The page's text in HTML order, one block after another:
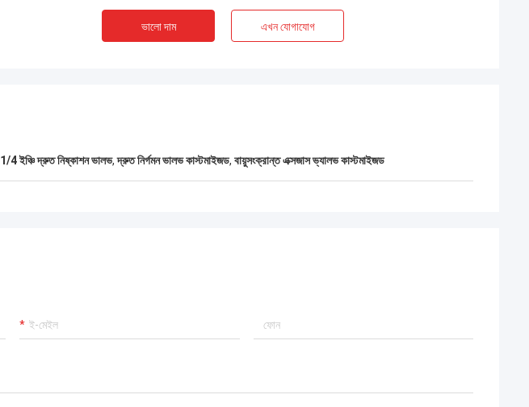
ভালো দাম এখন যোগাযোগ
1/4 ইঞ্চি দ্রুত নিষ্কাশন ভালভ,দ্রুত নির্গমন ভালভ কাস্টমাইজড, বায়ুসংক্রান্ত এক্সজাস ভ্যালভ কাস্টমাইজড